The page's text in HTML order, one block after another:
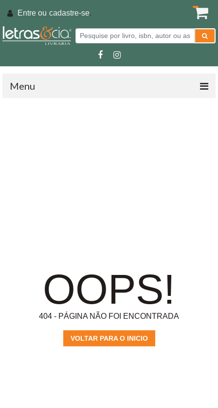
Entre ou cadastre-se.
Menu
OOPS!
404 - PÁGINA NÃO FOI ENCONTRADA
VOLTAR PARA O INICIO